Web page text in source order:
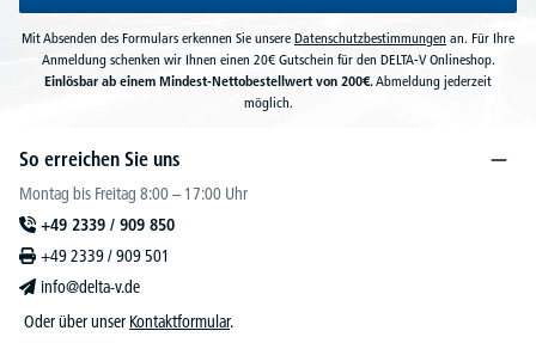
Mit Absenden des Formulars erkennen Sie unsere Datenschutzbestimmungen an. Für Ihre
Anmeldung schenken wir Ihnen einen 20€ Gutschein für den DELTA-V Onlineshop.
Einlösbar ab einem Mindest-Nettobestellwert von 200€.Abmeldung jederzeit
möglich.
So erreichen Sie uns
Montag bis Freitag 8:00 – 17:00 Uhr
+49 2339 / 909 850
+49 2339 / 909 501
info@delta-v.de
Oder über unser Kontaktformular.